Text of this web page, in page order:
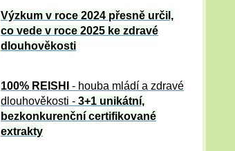
Výzkum v roce 2024 přesně určil,
co vede v roce 2025 ke zdravé
dlouhověkosti
100% REISHI
- houba mládí a zdravé
dlouhověkosti - 3+1 unikátní,
bezkonkurenční certifikované
extrakty